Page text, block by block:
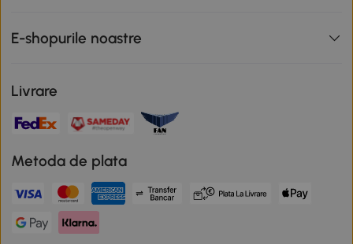
E-shopurile noastre
Livrare
Metoda de plata